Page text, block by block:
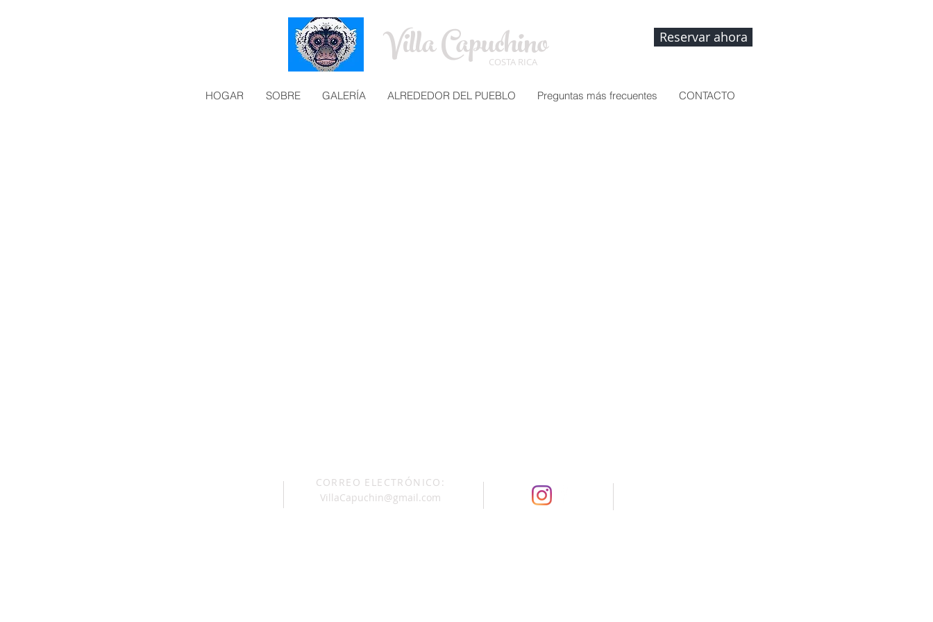
Villa Capuchino
COSTA RICA
Reservar ahora
HOGAR SOBRE GALERÍA ALREDEDOR DEL PUEBLO Preguntas más frecuentes CONTACTO
CORREO ELECTRÓNICO:
VillaCapuchin@gmail.com